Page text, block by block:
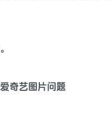
奇艺图片问题